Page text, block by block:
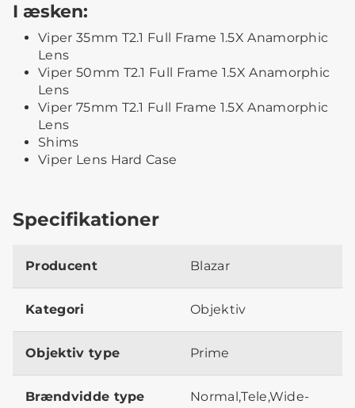
I æsken:
Viper 35mm T2.1 Full Frame 1.5X Anamorphic
Lens
Viper 50mm T2.1 Full Frame 1.5X Anamorphic
Lens
Viper 75mm T2.1 Full Frame 1.5X Anamorphic
Lens
Shims
Viper Lens Hard Case
Specifikationer
Producent Blazar
Kategori Objektiv
Objektiv type Prime
Brændvidde type
Normal,Tele,Wide-